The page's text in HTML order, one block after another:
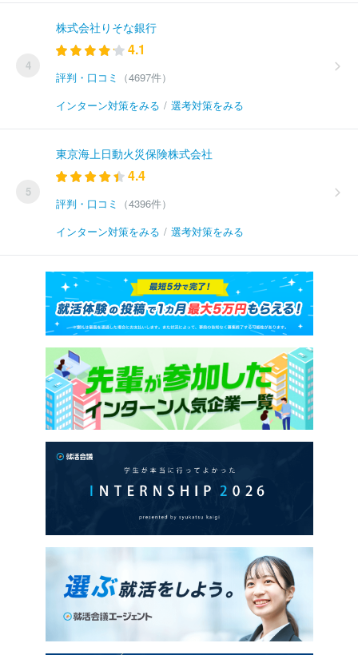
4
株式会社りそな銀行
4.1
評判・口コミ
（4697件）
インターン対策をみる / 選考対策をみる
5
東京海上日動火災保険株式会社
4.4
評判・口コミ
（4396件）
インターン対策をみる / 選考対策をみる